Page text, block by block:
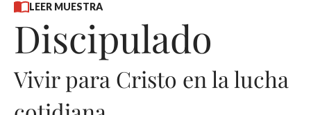
LEER MUESTRA
Discipulado
Vivir para Cristo en la lucha